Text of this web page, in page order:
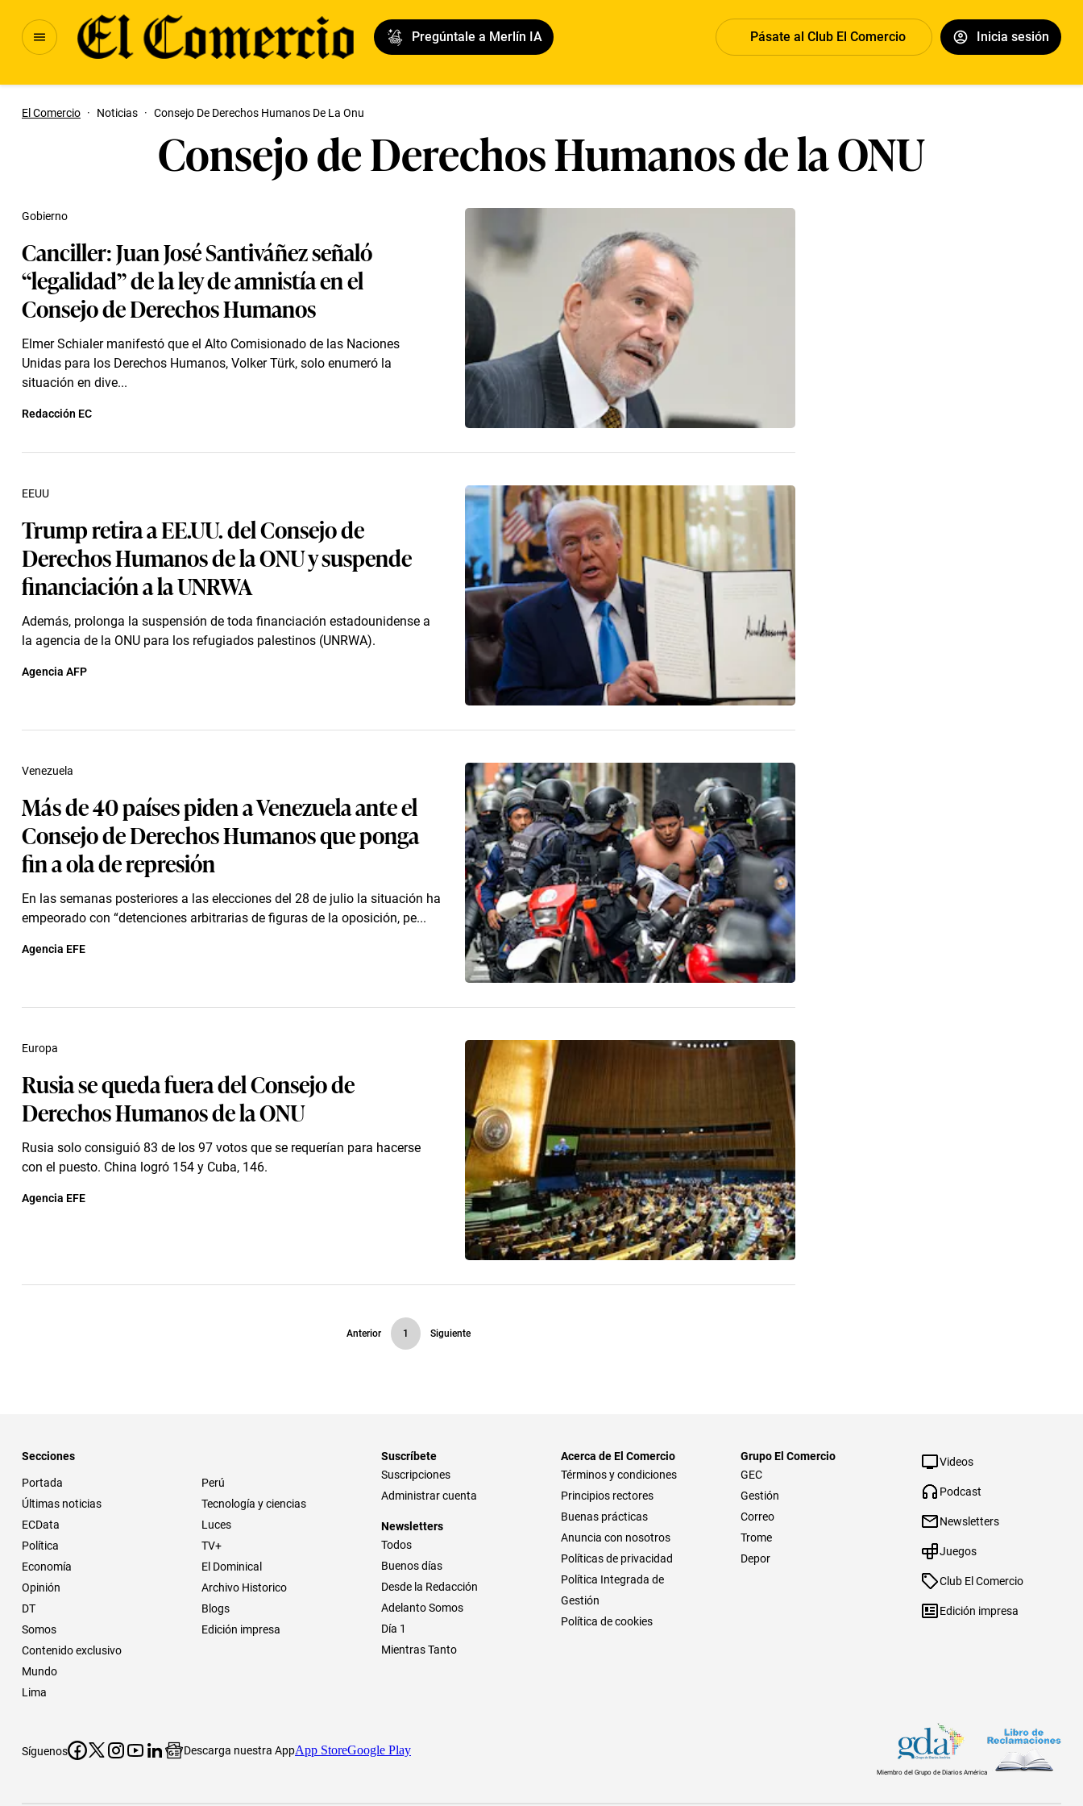
Pregúntale a Merlín IA Pásate al Club El Comercio Inicia sesión
El Comercio · Noticias · Consejo De Derechos Humanos De La Onu
Consejo de Derechos Humanos de la ONU
Canciller: Juan José Santiváñez señaló
“legalidad” de la ley de amnistía en el
Consejo de Derechos Humanos
Elmer Schialer manifestó que el Alto Comisionado de las Naciones
Unidas para los Derechos Humanos, Volker Türk, solo enumeró la
situación en dive...
Gobierno
Redacción EC
Trump retira a EE.UU. del Consejo de
Derechos Humanos de la ONU y suspende
financiación a la UNRWA
Además, prolonga la suspensión de toda financiación estadounidense a
la agencia de la ONU para los refugiados palestinos (UNRWA).
EEUU
Agencia AFP
Más de 40 países piden a Venezuela ante el
Consejo de Derechos Humanos que ponga
fin a ola de represión
En las semanas posteriores a las elecciones del 28 de julio la situación ha
empeorado con “detenciones arbitrarias de figuras de la oposición, pe...
Venezuela
Agencia EFE
Rusia se queda fuera del Consejo de
Derechos Humanos de la ONU
Rusia solo consiguió 83 de los 97 votos que se requerían para hacerse
con el puesto. China logró 154 y Cuba, 146.
Europa
Agencia EFE
Anterior 1 Siguiente
Secciones
Portada
Últimas noticias
ECData
Política
Economía
Opinión
DT
Somos
Contenido exclusivo
Mundo
Lima
Perú
Tecnología y ciencias
Luces
TV+
El Dominical
Archivo Historico
Blogs
Edición impresa
Suscríbete
Suscripciones
Administrar cuenta
Newsletters
Todos
Buenos días
Desde la Redacción
Adelanto Somos
Día 1
Mientras Tanto
Acerca de El Comercio
Términos y condiciones
Principios rectores
Buenas prácticas
Anuncia con nosotros
Políticas de privacidad
Política Integrada de
Gestión
Política de cookies
Grupo El Comercio
GEC
Gestión
Correo
Trome
Depor
Videos
Podcast
Newsletters
Juegos
Club El Comercio
Edición impresa
Síguenos Descarga nuestra AppApp StoreGoogle Play
Miembro del Grupo de Diarios América